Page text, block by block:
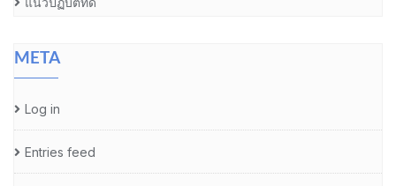
META
Log in
Entries feed